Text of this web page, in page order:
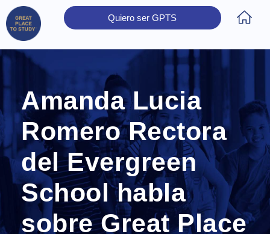
Quiero ser GPTS
Amanda Lucia
Romero Rectora
del Evergreen
School habla
sobre Great Place